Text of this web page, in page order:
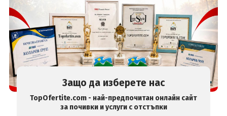
Защо да изберете нас
TopOfertite.com - най-предпочитан онлайн сайт
за почивки и услуги с отстъпки